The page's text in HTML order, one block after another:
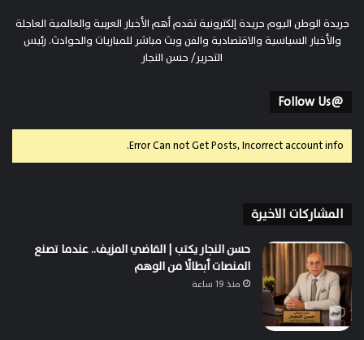
جريدة الوطن اليوم جريدة إلكترونية تقدم أهم الأخبار العربية والعالمية العاجلة
والأخبار السياسية والاقتصادية والفن وبث مباشر للمباريات والحوادث. رئيس
التحرير/ حسن النجار
@Follow Us
Error Can not Get Posts, Incorrect account info.
المشاركات الاخيرة
حسن النجار يكتب | القاضي المزيف.. عندما تصنع
المنصات أبطالًا من الوهم
منذ 19 ساعة